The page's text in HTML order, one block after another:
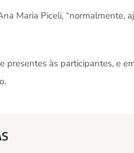
Maria Piceli, “normalmente,
presentes às participantes, e